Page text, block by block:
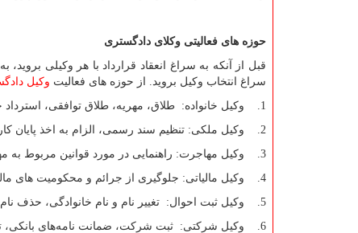
حوزه های فعالیتی وکلای دادگستری
قبل از آنکه به سراغ انعقاد قرارداد با هر وکیلی
سراغ انتخاب وکیل بروید. از حوزه های فعالیت وکیل
1. وکیل خانواده: طلاق، مهریه، طلاق توافقی، استرداد جهیزیه، نفقه، حضانت کودکان، انحصار وراثت و ...
2. وکیل ملکی: تنظیم سند رسمی، الزام به اخذ پایان کار، وقف، سرقفلی، قرارداد اجاره و ...
3. وکیل مهاجرت: راهنمایی در مورد قوانین مربوط به مهاجرت و شرایط آن
4. وکیل مالیاتی: جلوگیری از جرائم و محکومیت های مالیاتی و...
5. وکیل ثبت احوال: تغییر نام و نام خانوادگی، حذف نام همسر از شناسنامه پس از طلاق، اخذ گواهی فوت و ...
6. وکیل شرکتی: ثبت شرکت، ضمانت نامه‌های بانکی، تشکیل پرونده مالیاتی و ...